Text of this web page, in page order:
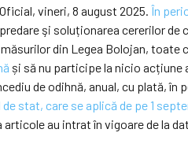
vineri, 8 august 2025. În
şi soluționarea cererilor
din Legea Bolojan,
și să nu participe la nicio
de odihnă, anual, cu plată, în
stat, care se aplică de pe 1
au intrat în vigoare de la